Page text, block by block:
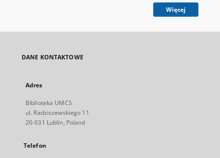
Więcej
DANE KONTAKTOWE
Adres
Biblioteka UMCS
ul. Radziszewskiego 11
20-031 Lublin, Poland
Telefon